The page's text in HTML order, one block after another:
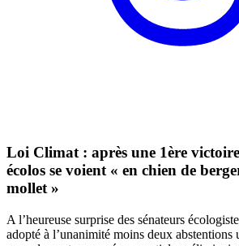
Loi Climat : après une 1ère
écolos se voient « en chien de
mollet »
A l’heureuse surprise des sénateurs
adopté à l’unanimité moins deux abstentions